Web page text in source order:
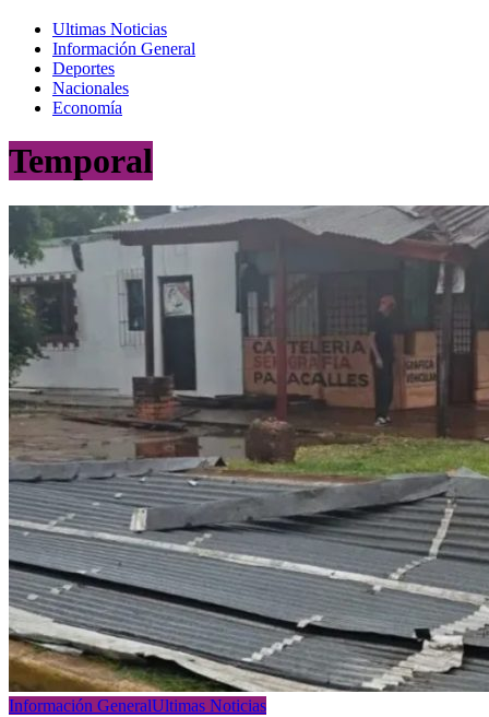
Ultimas Noticias
Información General
Deportes
Nacionales
Economía
Temporal
Información GeneralUltimas Noticias